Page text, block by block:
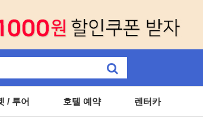
/ 투어 호텔 예약 렌터카